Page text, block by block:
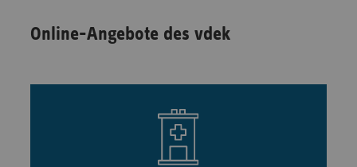
Online-Angebote des vdek